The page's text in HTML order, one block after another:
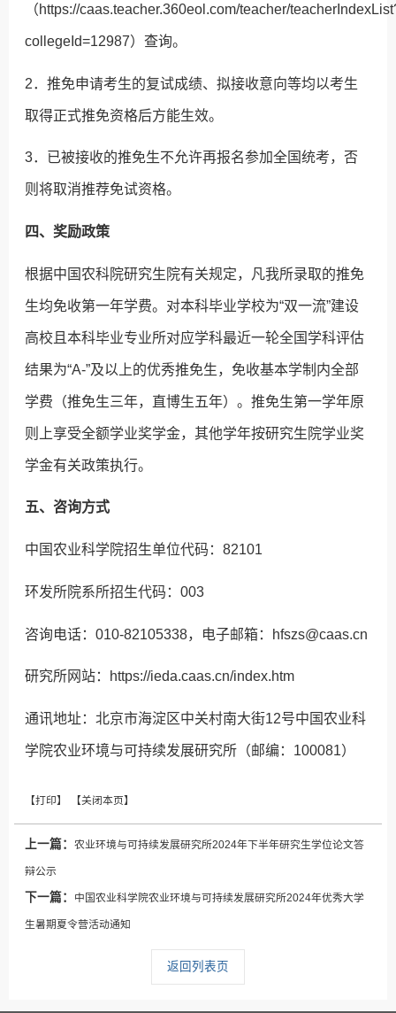
（https://caas.teacher.360eol.com/teacher/
collegeId=12987）查询。
2．推免申请考生的复试成绩、拟接收意向等均以考生
取得正式推免资格后方能生效。
3．已被接收的推免生不允许再报名参加全国统考，否
则将取消推荐免试资格。
四、奖励政策
根据中国农科院研究生院有关规定，凡我所录取的推免
生均免收第一年学费。对本科毕业学校为“双一流”建设
高校且本科毕业专业所对应学科最近一轮全国学科评估
结果为“A-”及以上的优秀推免生，免收基本学制内全部
学费（推免生三年，直博生五年）。推免生第一学年原
则上享受全额学业奖学金，其他学年按研究生院学业奖
学金有关政策执行。
五、咨询方式
中国农业科学院招生单位代码：82101
环发所院系所招生代码：003
咨询电话：010-82105338，电子邮箱：hfszs@caas.cn
研究所网站：https://ieda.caas.cn/index.htm
通讯地址：北京市海淀区中关村南大街12号中国农业科
学院农业环境与可持续发展研究所（邮编：100081）
上一篇：农业环境与可持续发展研究所2024年下半年研究生学位论文答
辩公示
下一篇： 中国农业科学院农业环境与可持续发展研究所2024年优秀大学
生暑期夏令营活动通知
返回列表页